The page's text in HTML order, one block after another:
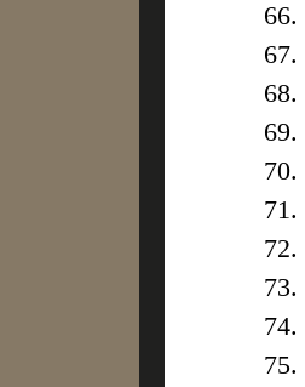
66.
67.
68.
69.
70.
71.
72.
73.
74.
75.